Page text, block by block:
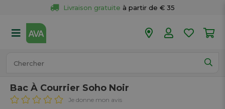
Livraison gratuite à partir de € 35
50 magasins
Bac À Courrier Soho Noir
Je donne mon avis